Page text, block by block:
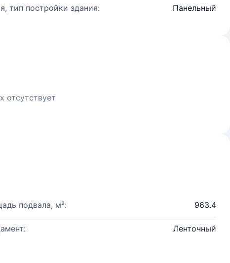
тип постройки здания: Панельный
отсутствует
подвала, м²: 963.4
Ленточный